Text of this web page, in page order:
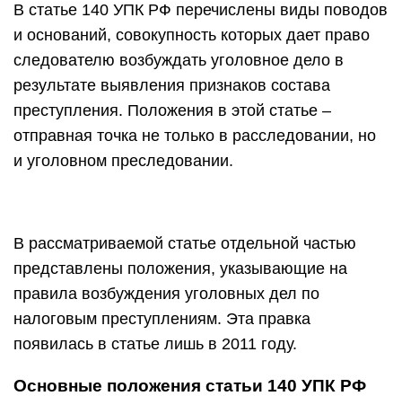
В статье 140 УПК РФ перечислены виды поводов
и оснований, совокупность которых дает право
следователю возбуждать уголовное дело в
результате выявления признаков состава
преступления. Положения в этой статье –
отправная точка не только в расследовании, но
и уголовном преследовании.
В рассматриваемой статье отдельной частью
представлены положения, указывающие на
правила возбуждения уголовных дел по
налоговым преступлениям. Эта правка
появилась в статье лишь в 2011 году.
Основные положения статьи 140 УПК РФ